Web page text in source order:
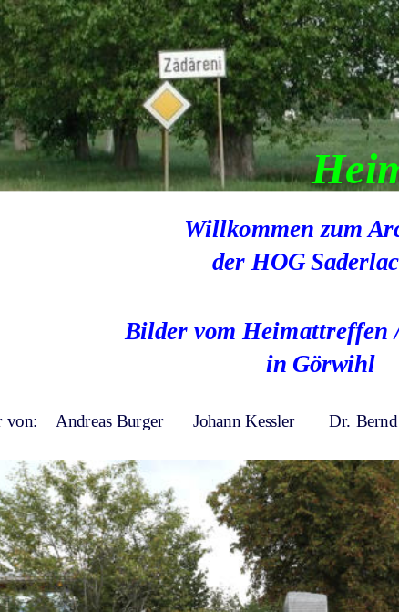
Willkommen zum
der HOG
Bilder vom Heimattreffen
in Görwihl
von:    Andreas Burger      Johann Kessler       Dr.